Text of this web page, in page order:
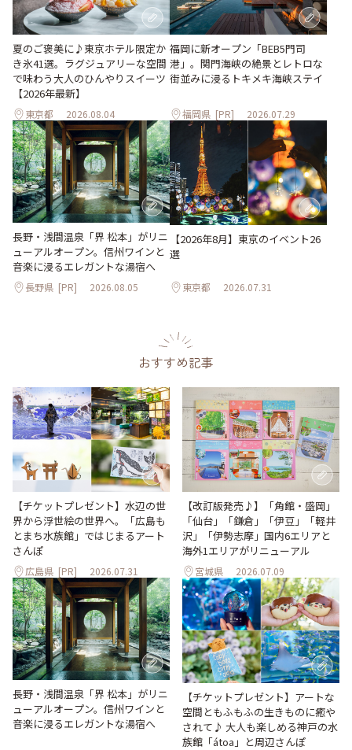
夏のご褒美に♪東京ホテル限定か
き氷41選。ラグジュアリーな空間
で味わう大人のひんやりスイーツ
【2026年最新】
東京都 2026.08.04
福岡に新オープン「BEB5門司
港」。関門海峡の絶景とレトロな
街並みに浸るトキメキ海峡ステイ
福岡県 [PR] 2026.07.29
長野・浅間温泉「界 松本」がリニ
ューアルオープン。信州ワインと
音楽に浸るエレガントな湯宿へ
長野県 [PR] 2026.08.05
【2026年8月】東京のイベント26
選
東京都 2026.07.31
おすすめ記事
【チケットプレゼント】水辺の世
界から浮世絵の世界へ。「広島も
とまち水族館」ではじまるアート
さんぽ
広島県 [PR] 2026.07.31
【改訂版発売♪】「角館・盛岡」
「仙台」「鎌倉」「伊豆」「軽井
沢」「伊勢志摩」国内6エリアと
海外1エリアがリニューアル
宮城県 2026.07.09
長野・浅間温泉「界 松本」がリニ
ューアルオープン。信州ワインと
音楽に浸るエレガントな湯宿へ
【チケットプレゼント】アートな
空間ともふもふの生きものに癒や
されて♪ 大人も楽しめる神戸の水
族館「átoa」と周辺さんぽ